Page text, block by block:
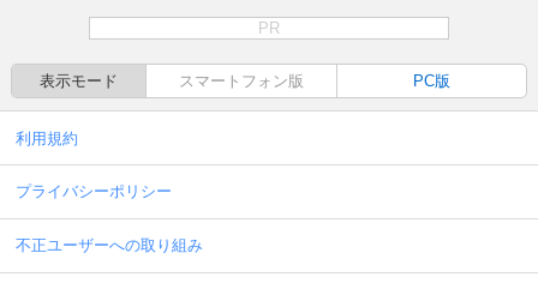
PR
表示モード スマートフォン版 PC版
利用規約
プライバシーポリシー
不正ユーザーへの取り組み